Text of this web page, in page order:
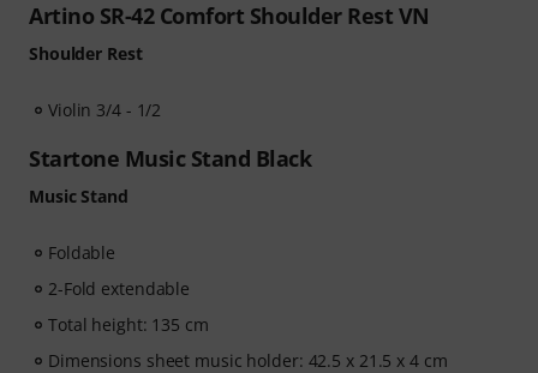
Artino SR-42 Comfort Shoulder Rest VN
Shoulder Rest
Violin 3/4 - 1/2
Startone Music Stand Black
Music Stand
Foldable
2-Fold extendable
Total height: 135 cm
Dimensions sheet music holder: 42.5 x 21.5 x 4 cm